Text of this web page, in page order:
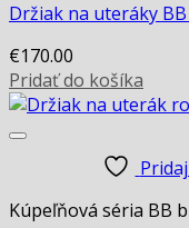
Držiak na uteráky
€170.00
Pridať do košíka
Kúpeľňová séria BB